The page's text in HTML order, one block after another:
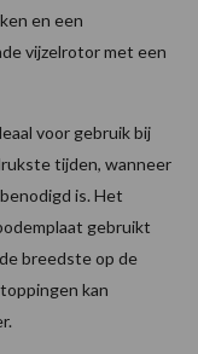
en een
vijzelrotor met een
voor gebruik bij
tijden, wanneer
is. Het
gebruikt
breedste op de
kan